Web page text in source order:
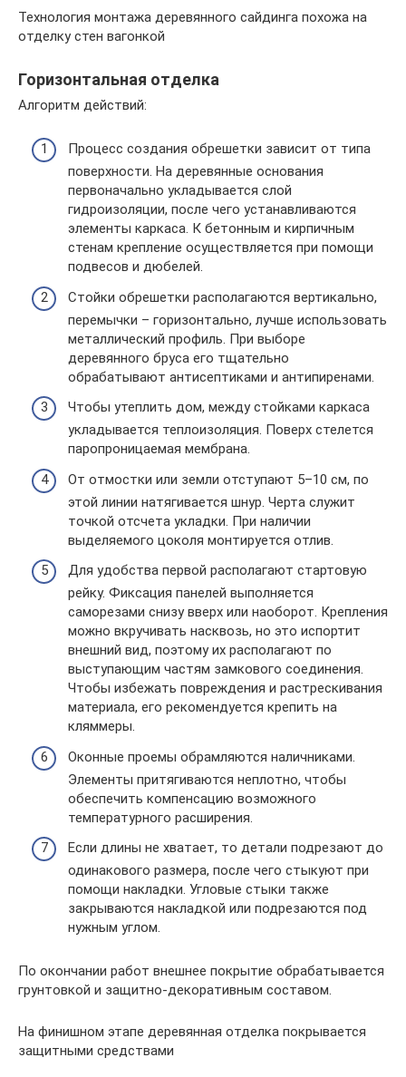
Технология монтажа деревянного сайдинга похожа на
отделку стен вагонкой
Горизонтальная отделка
Алгоритм действий:
Процесс создания обрешетки зависит от типа
поверхности. На деревянные основания
первоначально укладывается слой
гидроизоляции, после чего устанавливаются
элементы каркаса. К бетонным и кирпичным
стенам крепление осуществляется при помощи
подвесов и дюбелей.
Стойки обрешетки располагаются вертикально,
перемычки – горизонтально, лучше использовать
металлический профиль. При выборе
деревянного бруса его тщательно
обрабатывают антисептиками и антипиренами.
Чтобы утеплить дом, между стойками каркаса
укладывается теплоизоляция. Поверх стелется
паропроницаемая мембрана.
От отмостки или земли отступают 5–10 см, по
этой линии натягивается шнур. Черта служит
точкой отсчета укладки. При наличии
выделяемого цоколя монтируется отлив.
Для удобства первой располагают стартовую
рейку. Фиксация панелей выполняется
саморезами снизу вверх или наоборот. Крепления
можно вкручивать насквозь, но это испортит
внешний вид, поэтому их располагают по
выступающим частям замкового соединения.
Чтобы избежать повреждения и растрескивания
материала, его рекомендуется крепить на
кляммеры.
Оконные проемы обрамляются наличниками.
Элементы притягиваются неплотно, чтобы
обеспечить компенсацию возможного
температурного расширения.
Если длины не хватает, то детали подрезают до
одинакового размера, после чего стыкуют при
помощи накладки. Угловые стыки также
закрываются накладкой или подрезаются под
нужным углом.
По окончании работ внешнее покрытие обрабатывается
грунтовкой и защитно-декоративным составом.
На финишном этапе деревянная отделка покрывается
защитными средствами